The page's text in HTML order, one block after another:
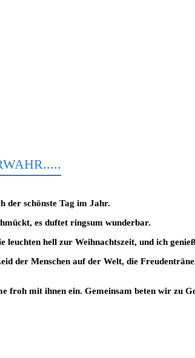
der schönste Tag im Jahr.
es duftet ringsum wunderbar.
leuchten hell zur Weihnachtszeit, und ich
der Menschen auf der Welt, die
froh mit ihnen ein. Gemeinsam beten wir zu